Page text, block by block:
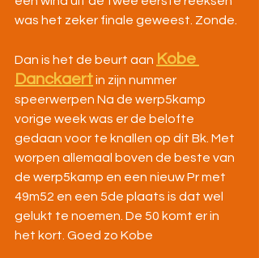
was het zeker finale geweest. Zonde.
Dan is het de beurt aan Kobe
Danckaert in zijn nummer
speerwerpen Na de werp5kamp
vorige week was er de belofte
gedaan voor te knallen op dit Bk. Met
worpen allemaal boven de beste van
de werp5kamp en een nieuw Pr met
49m52 en een 5de plaats is dat wel
gelukt te noemen. De 50 komt er in
het kort. Goed zo Kobe